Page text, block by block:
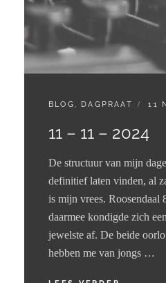
CATEGORIES:
BLOG , DAGPRAAT 11
11 – 11 – 2024
De structuur van mijn
definitief laten vinden, al
is mijn vrees. Roosendaal
daarmee kondigde zich
jewelste af. De beide
hebben me van jongs …